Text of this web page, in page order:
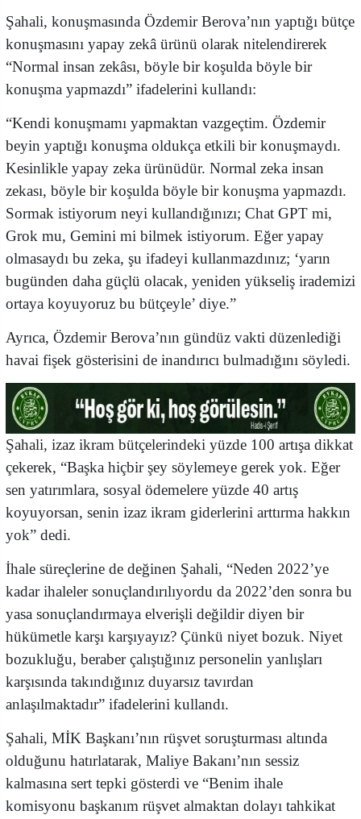
Şahali, konuşmasında Özdemir Berova’nın yaptığı bütçe
konuşmasını yapay zekâ ürünü olarak nitelendirerek
“Normal insan zekâsı, böyle bir koşulda böyle bir
konuşma yapmazdı” ifadelerini kullandı:
“Kendi konuşmamı yapmaktan vazgeçtim. Özdemir
beyin yaptığı konuşma oldukça etkili bir konuşmaydı.
Kesinlikle yapay zeka ürünüdür. Normal zeka insan
zekası, böyle bir koşulda böyle bir konuşma yapmazdı.
Sormak istiyorum neyi kullandığınızı; Chat GPT mi,
Grok mu, Gemini mi bilmek istiyorum. Eğer yapay
olmasaydı bu zeka, şu ifadeyi kullanmazdınız; ‘yarın
bugünden daha güçlü olacak, yeniden yükseliş irademizi
ortaya koyuyoruz bu bütçeyle’ diye.”
Ayrıca, Özdemir Berova’nın gündüz vakti düzenlediği
havai fişek gösterisini de inandırıcı bulmadığını söyledi.
Şahali, izaz ikram bütçelerindeki yüzde 100 artışa dikkat
çekerek, “Başka hiçbir şey söylemeye gerek yok. Eğer
sen yatırımlara, sosyal ödemelere yüzde 40 artış
koyuyorsan, senin izaz ikram giderlerini arttırma hakkın
yok” dedi.
İhale süreçlerine de değinen Şahali, “Neden 2022’ye
kadar ihaleler sonuçlandırılıyordu da 2022’den sonra bu
yasa sonuçlandırmaya elverişli değildir diyen bir
hükümetle karşı karşıyayız? Çünkü niyet bozuk. Niyet
bozukluğu, beraber çalıştığınız personelin yanlışları
karşısında takındığınız duyarsız tavırdan
anlaşılmaktadır” ifadelerini kullandı.
Şahali, MİK Başkanı’nın rüşvet soruşturması altında
olduğunu hatırlatarak, Maliye Bakanı’nın sessiz
kalmasına sert tepki gösterdi ve “Benim ihale
komisyonu başkanım rüşvet almaktan dolayı tahkikat